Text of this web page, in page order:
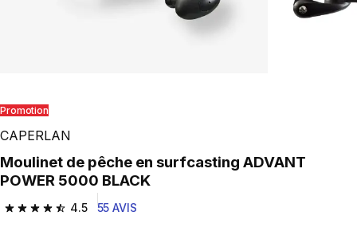
Promotion
CAPERLAN
Moulinet de pêche en surfcasting ADVANT
POWER 5000 BLACK
4.5
4.5 out of 5 stars from 55 reviews
55 AVIS